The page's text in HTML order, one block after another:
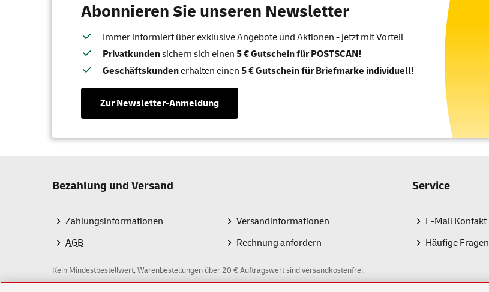
Abonnieren Sie unseren Newsletter
Immer informiert über exklusive Angebote und Aktionen - jetzt mit Vorteil
Privatkundensichern sich einen 5 € Gutschein für POSTSCAN!
Geschäftskundenerhalten einen 5 € Gutschein für Briefmarke individuell!
Zur Newsletter-Anmeldung
Bezahlung und Versand
Zahlungsinformationen
AGB
Versandinformationen
Rechnung anfordern
Service
E-Mail Kontakt
Häufige Fragen
Kein Mindestbestellwert, Warenbestellungen über 20 € Auftragswert sind versandkostenfrei.